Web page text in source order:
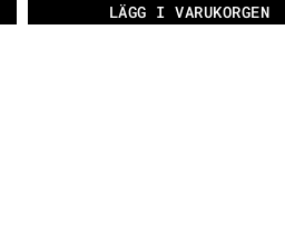
LÄGG I VARUKORGEN